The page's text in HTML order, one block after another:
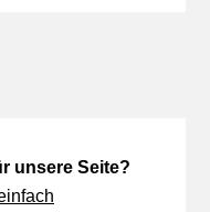
unsere Seite?